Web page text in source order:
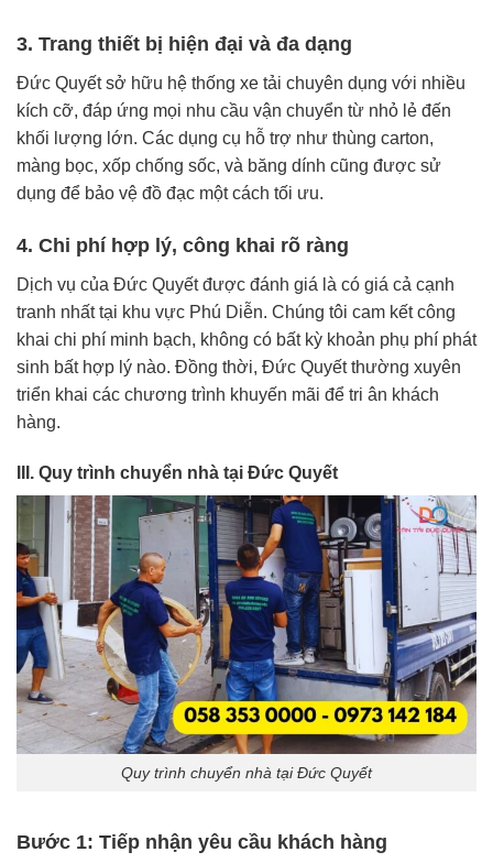
3. Trang thiết bị hiện đại và đa dạng
Đức Quyết sở hữu hệ thống xe tải chuyên dụng với nhiều
kích cỡ, đáp ứng mọi nhu cầu vận chuyển từ nhỏ lẻ đến
khối lượng lớn. Các dụng cụ hỗ trợ như thùng carton,
màng bọc, xốp chống sốc, và băng dính cũng được sử
dụng để bảo vệ đồ đạc một cách tối ưu.
4. Chi phí hợp lý, công khai rõ ràng
Dịch vụ của Đức Quyết được đánh giá là có giá cả cạnh
tranh nhất tại khu vực Phú Diễn. Chúng tôi cam kết công
khai chi phí minh bạch, không có bất kỳ khoản phụ phí phát
sinh bất hợp lý nào. Đồng thời, Đức Quyết thường xuyên
triển khai các chương trình khuyến mãi để tri ân khách
hàng.
III. Quy trình chuyển nhà tại Đức Quyết
Quy trình chuyển nhà tại Đức Quyết
Bước 1: Tiếp nhận yêu cầu khách hàng